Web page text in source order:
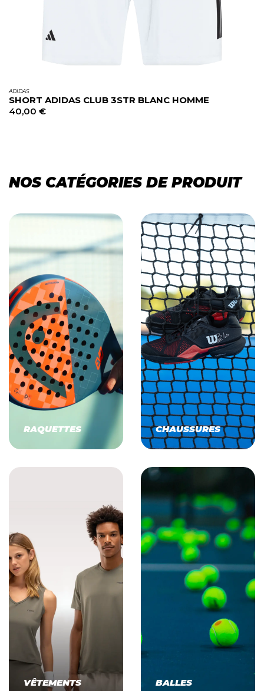
ADIDAS
SHORT ADIDAS CLUB 3STR BLANC HOMME
40,00 €
NOS CATÉGORIES DE PRODUIT
RAQUETTES CHAUSSURES
VÊTEMENTS BALLES